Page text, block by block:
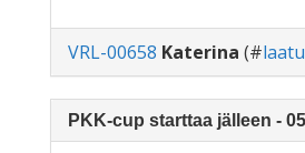
VRL-00658 Katerina (#
PKK-cup starttaa jälleen -